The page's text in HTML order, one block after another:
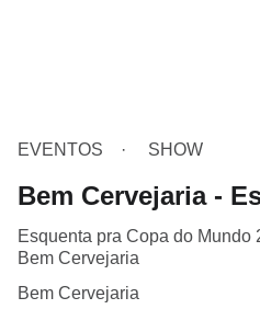
EVENTOS SHOW
Bem Cervejaria -
Esquenta pra Copa do Mundo
Bem Cervejaria
Bem Cervejaria